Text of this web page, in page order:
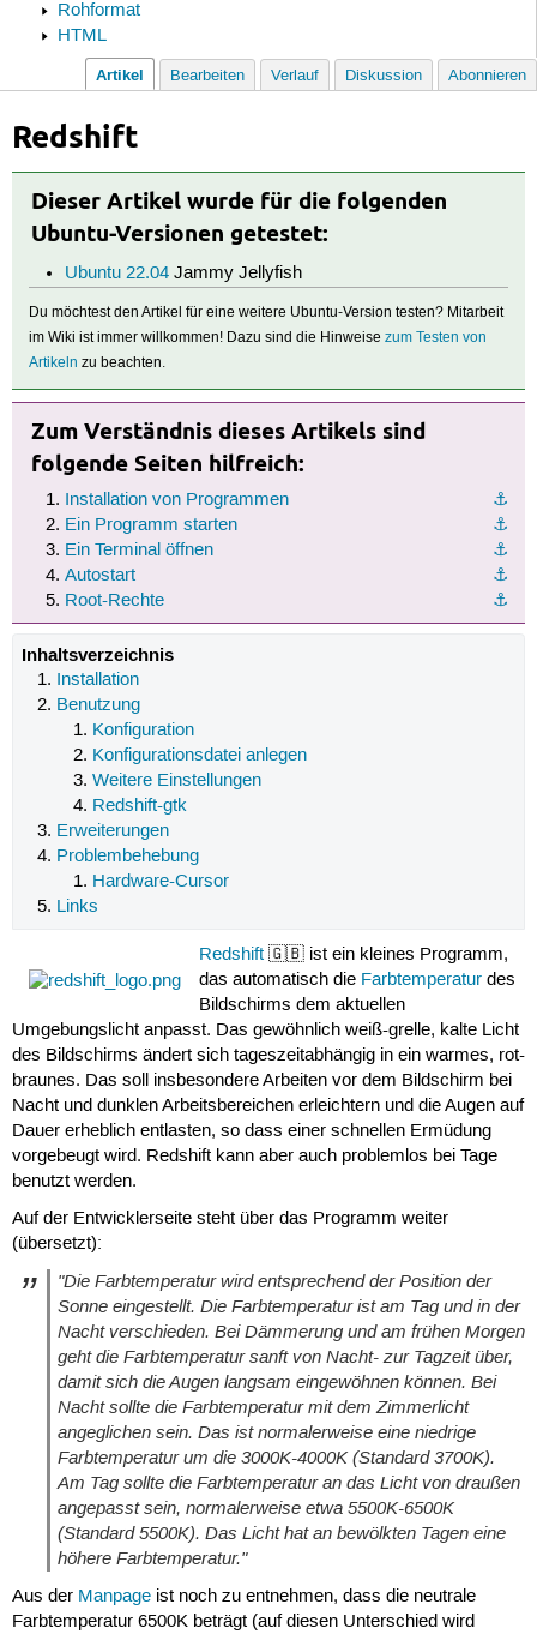
Rohformat
HTML
Artikel Bearbeiten Verlauf Diskussion Abonnieren
Redshift
Dieser Artikel wurde für die folgenden
Ubuntu-Versionen getestet:
Ubuntu 22.04Jammy Jellyfish
Du möchtest den Artikel für eine weitere Ubuntu-Version testen? Mitarbeit
im Wiki ist immer willkommen! Dazu sind die Hinweisezum Testen von
Artikeln zu beachten.
Zum Verständnis dieses Artikels sind
folgende Seiten hilfreich:
⚓︎
Installation von Programmen
⚓︎
Ein Programm starten
⚓︎
Ein Terminal öffnen
⚓︎
Autostart
⚓︎
Root-Rechte
Inhaltsverzeichnis
Installation
Benutzung
Konfiguration
Konfigurationsdatei anlegen
Weitere Einstellungen
Redshift-gtk
Erweiterungen
Problembehebung
Hardware-Cursor
Links
Redshift 🇬🇧 ist ein kleines Programm,
das automatisch die Farbtemperatur des
Bildschirms dem aktuellen
Umgebungslicht anpasst. Das gewöhnlich weiß-grelle, kalte Licht
des Bildschirms ändert sich tageszeitabhängig in ein warmes, rot-
braunes. Das soll insbesondere Arbeiten vor dem Bildschirm bei
Nacht und dunklen Arbeitsbereichen erleichtern und die Augen auf
Dauer erheblich entlasten, so dass einer schnellen Ermüdung
vorgebeugt wird. Redshift kann aber auch problemlos bei Tage
benutzt werden.
Auf der Entwicklerseite steht über das Programm weiter
(übersetzt):
"Die Farbtemperatur wird entsprechend der Position der
Sonne eingestellt. Die Farbtemperatur ist am Tag und in der
Nacht verschieden. Bei Dämmerung und am frühen Morgen
geht die Farbtemperatur sanft von Nacht- zur Tagzeit über,
damit sich die Augen langsam eingewöhnen können. Bei
Nacht sollte die Farbtemperatur mit dem Zimmerlicht
angeglichen sein. Das ist normalerweise eine niedrige
Farbtemperatur um die 3000K-4000K (Standard 3700K).
Am Tag sollte die Farbtemperatur an das Licht von draußen
angepasst sein, normalerweise etwa 5500K-6500K
(Standard 5500K). Das Licht hat an bewölkten Tagen eine
höhere Farbtemperatur."
Aus der Manpageist noch zu entnehmen, dass die neutrale
Farbtemperatur 6500K beträgt (auf diesen Unterschied wird